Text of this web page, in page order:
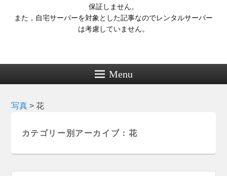
保証しません。
また，自宅サーバーを対象とした記事なのでレンタルサーバー
は考慮していません。
Menu
写真 >花
カテゴリー別アーカイブ： 花